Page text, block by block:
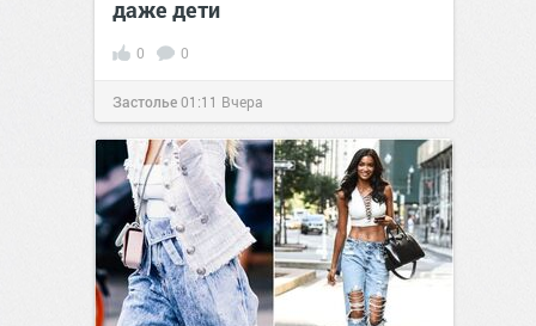
даже дети
0 0
Застолье01:11 Вчера